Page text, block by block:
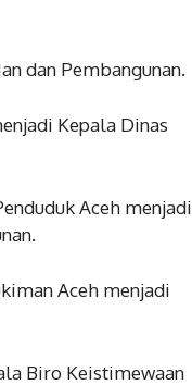
dan Pembangunan.
Kepala Dinas
Aceh menjadi
Aceh menjadi
Biro Keistimewaan